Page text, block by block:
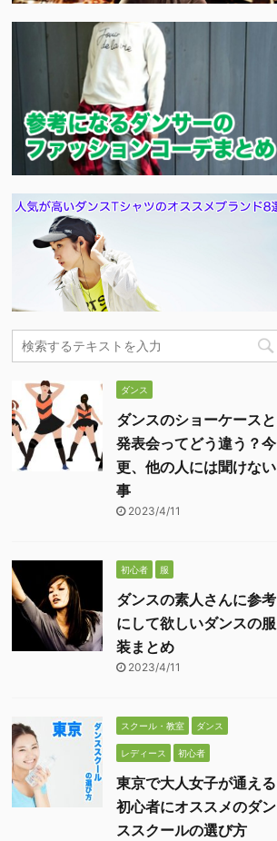
ダンス
ダンスのショーケースと
発表会ってどう違う？今
更、他の人には聞けない
事
2023/4/11
初心者 服
ダンスの素人さんに参考
にして欲しいダンスの服
装まとめ
2023/4/11
スクール・教室 ダンス
レディース 初心者
東京で大人女子が通える
初心者にオススメのダン
ススクールの選び方